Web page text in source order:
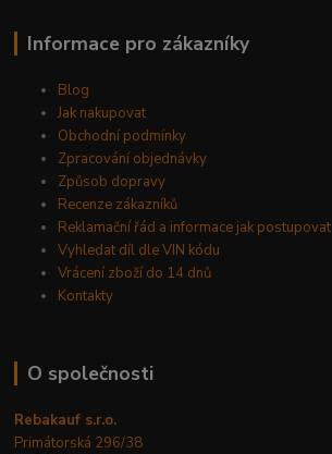
Informace pro zákazníky
Blog
Jak nakupovat
Obchodní podmínky
Zpracování objednávky
Způsob dopravy
Recenze zákazníků
Reklamační řád a informace jak postupovat
Vyhledat díl dle VIN kódu
Vrácení zboží do 14 dnů
Kontakty
O společnosti
Rebakauf s.r.o.
Primátorská 296/38